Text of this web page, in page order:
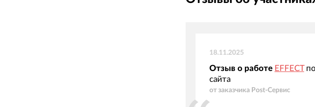
18.11.2025
Отзыв о работе EFFECT
сайта
от заказчика Post-Сервис